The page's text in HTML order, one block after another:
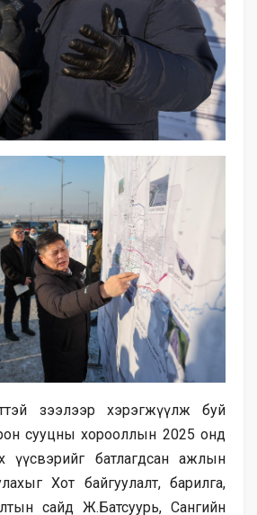
зээлээр хэрэгжүүлж буй
сууцны хорооллын 2025 онд
үүсвэрийг батлагдсан ажлын
Хот байгуулалт, барилга,
сайд Ж.Батсуурь, Сангийн